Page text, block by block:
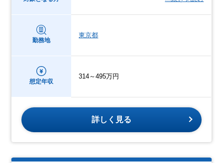
勤務地
東京都
想定年収
314～495万円
詳しく見る